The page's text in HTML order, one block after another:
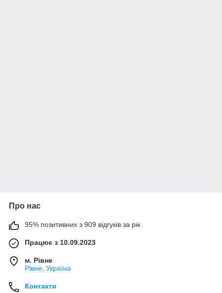
Про нас
95% позитивних з 909 відгуків за рік
Працює з 10.09.2023
м. Рівне
Рівне, Україна
Контакти